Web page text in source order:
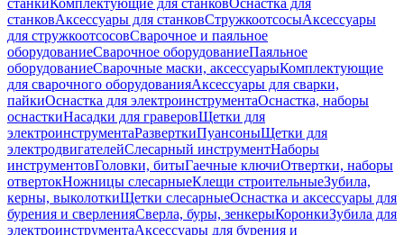
станкиКомплектующие для станковОснастка для
станковАксессуары для станковСтружкоотсосыАксессуары
для стружкоотсосовСварочное и паяльное
оборудованиеСварочное оборудованиеПаяльное
оборудованиеСварочные маски, аксессуарыКомплектующие
для сварочного оборудованияАксессуары для сварки,
пайкиОснастка для электроинструментаОснастка, наборы
оснасткиНасадки для граверовЩетки для
электроинструментаРазверткиПуансоныЩетки для
электродвигателейСлесарный инструментНаборы
инструментовГоловки, битыГаечные ключиОтвертки, наборы
отвертокНожницы слесарныеКлещи строительныеЗубила,
керны, выколоткиЩетки слесарныеОснастка и аксессуары для
бурения и сверленияСверла, буры, зенкерыКоронкиЗубила для
электроинструментаАксессуары для бурения и